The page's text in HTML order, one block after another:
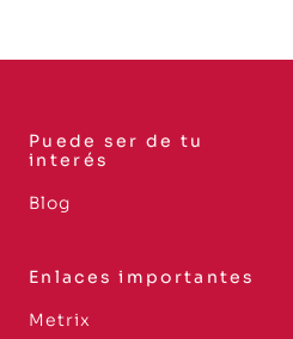
Puede ser de tu
interés
Blog
Enlaces importantes
Metrix